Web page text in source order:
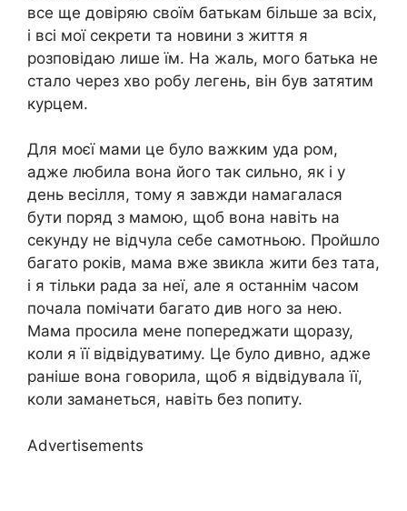
все ще довіряю своїм батькам більше за всіх,
і всі мої секрети та новини з життя я
розповідаю лише їм. На жаль, мого батька не
стало через хво робу легень, він був затятим
курцем.
Для моєї мами це було важким уда ром,
адже любила вона його так сильно, як і у
день весілля, тому я завжди намагалася
бути поряд з мамою, щоб вона навіть на
секунду не відчула себе самотньою. Пройшло
багато років, мама вже звикла жити без тата,
і я тільки рада за неї, але я останнім часом
почала помічати багато див ного за нею.
Мама просила мене попереджати щоразу,
коли я її відвідуватиму. Це було дивно, адже
раніше вона говорила, щоб я відвідувала її,
коли заманеться, навіть без попиту.
Advertisements